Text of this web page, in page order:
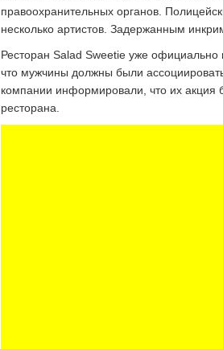
правоохранительных органов.
несколько артистов. Задержанным
Ресторан Salad Sweetie уже официально
что мужчины должны были
компании информировали, что их акция
ресторана.